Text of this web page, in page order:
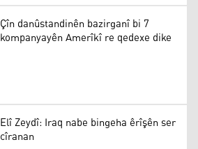
Çîn danûstandinên bazirganî bi 7
kompanyayên Amerîkî re qedexe dike
Elî Zeydî: Iraq nabe bingeha êrîşên ser
cîranan